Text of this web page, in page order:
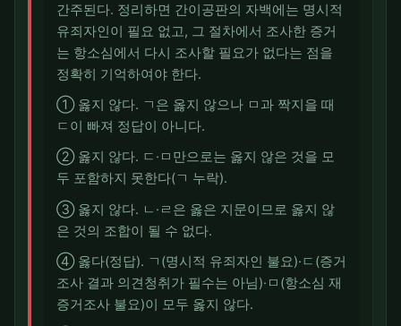
간주된다. 정리하면 간이공판의 자백에는 명시적
유죄자인이 필요 없고, 그 절차에서 조사한 증거
는 항소심에서 다시 조사할 필요가 없다는 점을
정확히 기억하여야 한다.
① 옳지 않다. ㄱ은 옳지 않으나 ㅁ과 짝지을 때
ㄷ이 빠져 정답이 아니다.
② 옳지 않다. ㄷ·ㅁ만으로는 옳지 않은 것을 모
두 포함하지 못한다(ㄱ 누락).
③ 옳지 않다. ㄴ·ㄹ은 옳은 지문이므로 옳지 않
은 것의 조합이 될 수 없다.
④ 옳다(정답). ㄱ(명시적 유죄자인 불요)·ㄷ(증거
조사 결과 의견청취가 필수는 아님)·ㅁ(항소심 재
증거조사 불요)이 모두 옳지 않다.